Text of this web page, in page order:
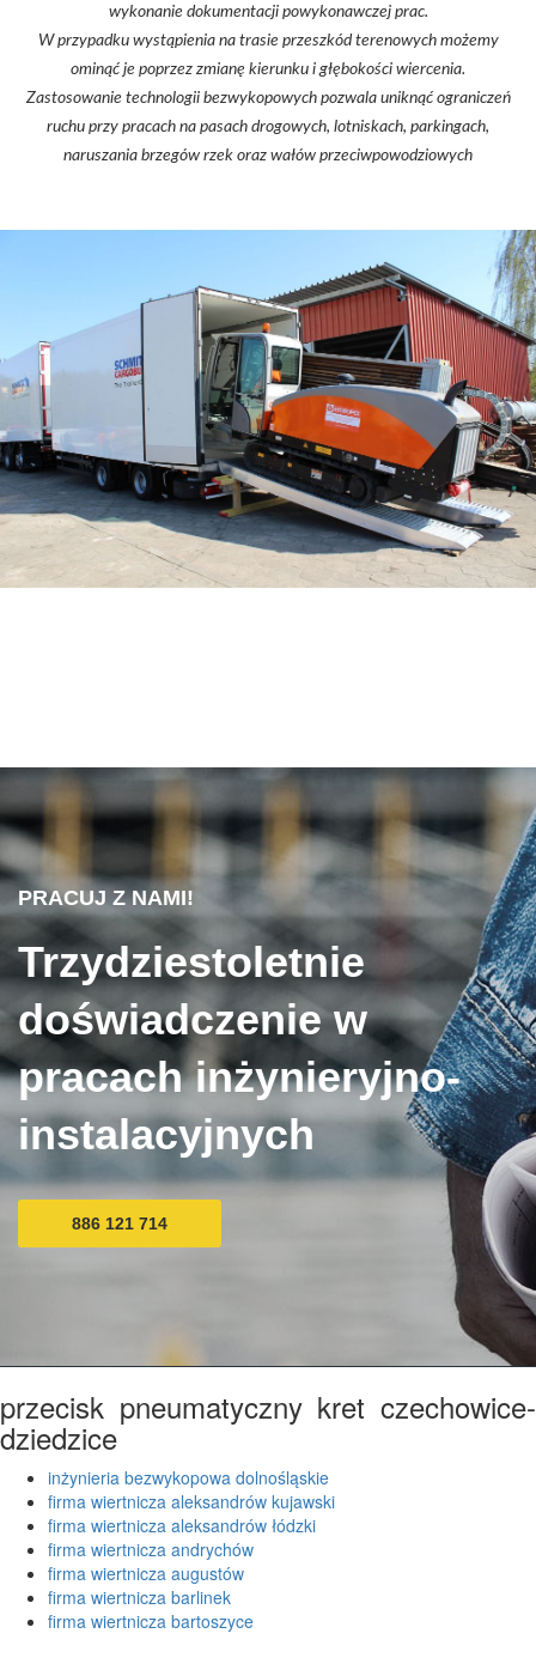
wykonanie dokumentacji powykonawczej prac.
W przypadku wystąpienia na trasie przeszkód terenowych możemy
ominąć je poprzez zmianę kierunku i głębokości wiercenia.
Zastosowanie technologii bezwykopowych pozwala uniknąć ograniczeń
ruchu przy pracach na pasach drogowych, lotniskach, parkingach,
naruszania brzegów rzek oraz wałów przeciwpowodziowych
PRACUJ Z NAMI!
Trzydziestoletnie
doświadczenie w
pracach inżynieryjno-
instalacyjnych
886 121 714
przecisk pneumatyczny kret czechowice-
dziedzice
inżynieria bezwykopowa dolnośląskie
firma wiertnicza aleksandrów kujawski
firma wiertnicza aleksandrów łódzki
firma wiertnicza andrychów
firma wiertnicza augustów
firma wiertnicza barlinek
firma wiertnicza bartoszyce